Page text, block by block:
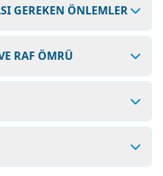
GEREKEN ÖNLEMLER
RAF ÖMRÜ